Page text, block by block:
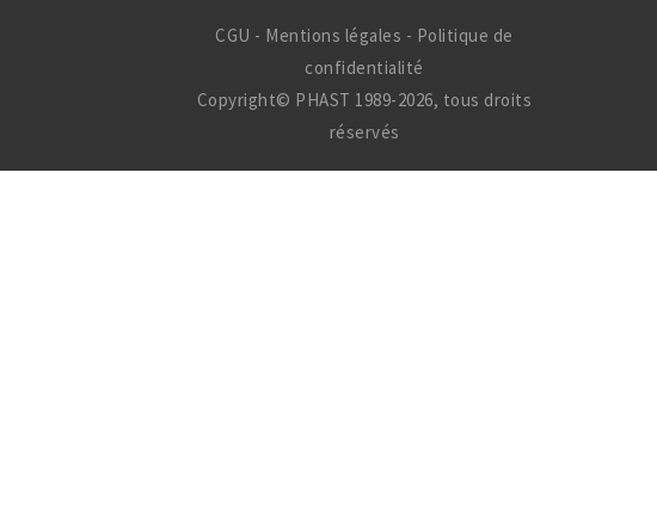
CGU - Mentions légales - Politique de
confidentialité
Copyright© PHAST 1989-2026, tous droits
réservés